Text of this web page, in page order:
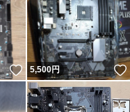
いいね！
5,500円